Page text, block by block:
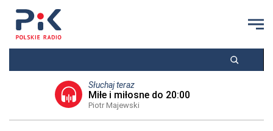
Słuchaj teraz
Miłe i miłosne do 20:00
Piotr Majewski